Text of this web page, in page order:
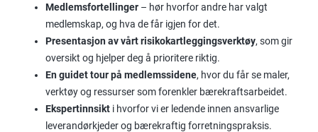
Medlemsfortellinger – hør hvorfor andre har valgt
medlemskap, og hva de får igjen for det.
Presentasjon av vårt risikokartleggingsverktøy, som gir
oversikt og hjelper deg å prioritere riktig.
En guidet tour på medlemssidene, hvor du får se maler,
verktøy og ressurser som forenkler bærekraftsarbeidet.
Ekspertinnsikt i hvorfor vi er ledende innen ansvarlige
leverandørkjeder og bærekraftig forretningspraksis.